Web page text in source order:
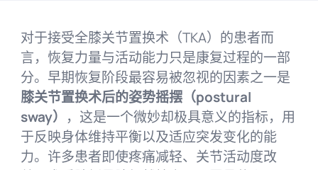
对于接受全膝关节置换术（TKA）的患者而
言，恢复力量与活动能力只是康复过程的一部
分。早期恢复阶段最容易被忽视的因素之一是
膝关节置换术后的姿势摇摆（postural
sway） ，这是一个微妙却极具意义的指标，用
于反映身体维持平衡以及适应突发变化的能
力。许多患者即使疼痛减轻、关节活动度改